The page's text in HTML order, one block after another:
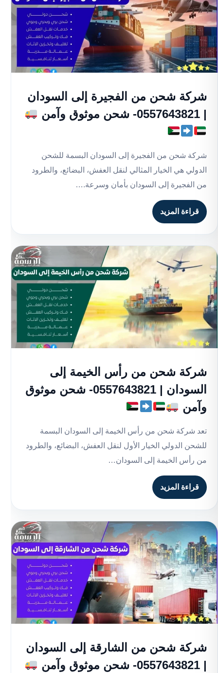
شركة شحن من الفجيرة إلى السودان
| 0557643821- شحن موثوق وآمن
شركة شحن من الفجيرة إلى السودان البسمة للشحن
الدولي هي الخيار المثالي لنقل العفش، البضائع، والطرود
من الفجيرة إلى السودان بأمان وسرعة.…
قراءة المزيد
شركة شحن من رأس الخيمة إلى
السودان | 0557643821- شحن موثوق
وآمن
تعد شركة شحن من رأس الخيمة إلى السودان البسمة
للشحن الدولي الخيار الأول لنقل العفش، البضائع، والطرود
من رأس الخيمة إلى السودان…
قراءة المزيد
شركة شحن من الشارقة إلى السودان
| 0557643821- شحن موثوق وآمن